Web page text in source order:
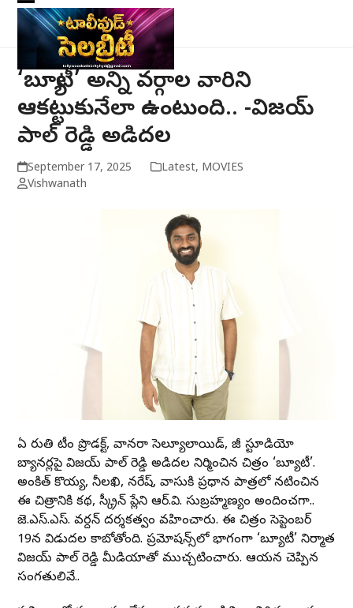
Skip
content
Open
mobile
menu
Close
mobile
menu
‘బ్యూటీ’ అన్ని వర్గాల వారిని
ఆకట్టుకునేలా ఉంటుంది.. -విజయ్
పాల్ రెడ్డి అడిదల
September 17, 2025 Latest, MOVIES
Vishwanath
ఏ మారుతి టీం ప్రొడక్ట్, వానరా సెల్యూలాయిడ్, జీ స్టూడియో
బ్యానర్లపై విజయ్ పాల్ రెడ్డి అడిదల నిర్మించిన చిత్రం ‘బ్యూటీ’.
అంకిత్ కొయ్య, నీలఖి, నరేష్, వాసుకి ప్రధాన పాత్రలో నటించిన
ఈ చిత్రానికి కథ, స్క్రీన్ ప్లేని ఆర్.వి. సుబ్రహ్మణ్యం అందించగా..
జె.ఎస్.ఎస్. వర్దన్ దర్శకత్వం వహించారు. ఈ చిత్రం సెప్టెంబర్
19న విడుదల కాబోతోంది. ప్రమోషన్స్‌లో భాగంగా ‘బ్యూటీ’ నిర్మాత
విజయ్ పాల్ రెడ్డి మీడియాతో ముచ్చటించారు. ఆయన చెప్పిన
సంగతులివే..